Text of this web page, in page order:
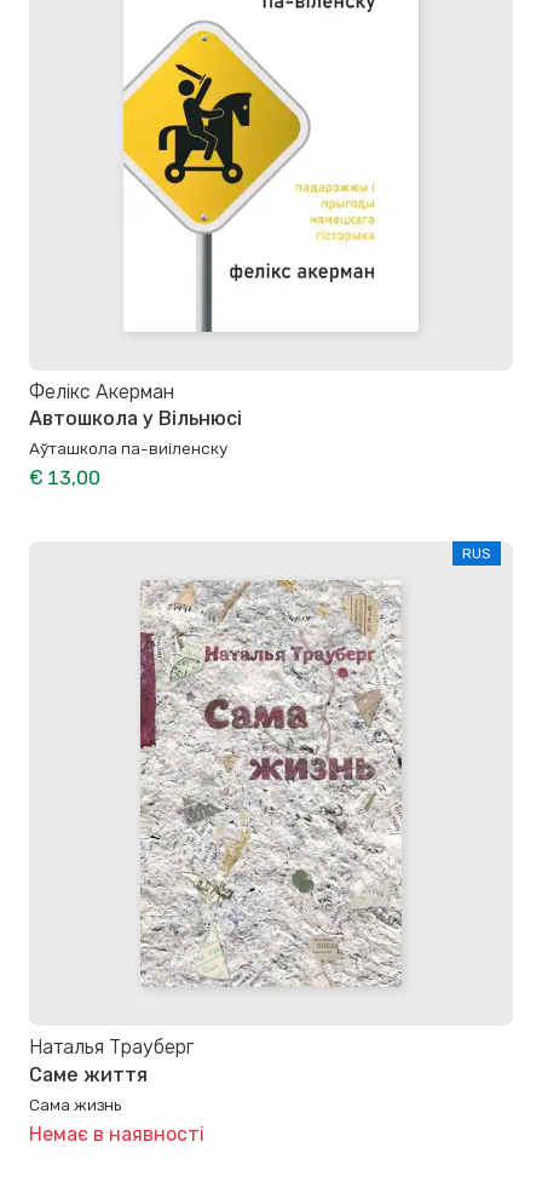
Фелікс Акерман
Автошкола у Вільнюсі
Аўташкола па-виіленску
€ 13,00
RUS
Наталья Трауберг
Саме життя
Сама жизнь
Немає в наявності